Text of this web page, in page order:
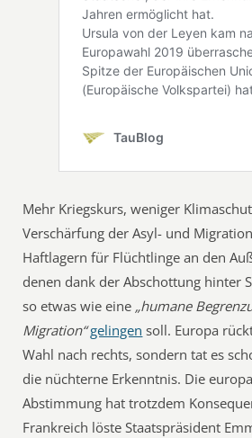
Mehr Kriegskurs, weniger
Verschärfung der Asyl- und
Haftlagern für Flüchtlinge an den
denen dank der Abschottung hinter
so etwas wie eine „humane
Migration“ gelingen soll. Europa
Wahl nach rechts, sondern tat es
die nüchterne Erkenntnis. Die
Abstimmung hat trotzdem
Frankreich löste Staatspräsident